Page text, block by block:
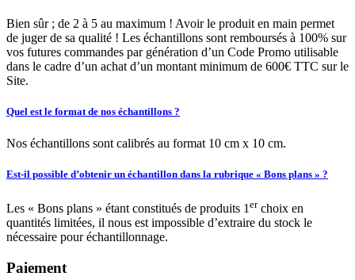
Bien sûr ; de 2 à 5 au maximum ! Avoir le produit en main permet
de juger de sa qualité ! Les échantillons sont remboursés à 100% sur
vos futures commandes par génération d’un Code Promo utilisable
dans le cadre d’un achat d’un montant minimum de 600€ TTC sur le
Site.
Quel est le format de nos échantillons ?
Nos échantillons sont calibrés au format 10 cm x 10 cm.
Est-il possible d’obtenir un échantillon dans la rubrique « Bons plans » ?
Les « Bons plans » étant constitués de produits 1 erchoix en
quantités limitées, il nous est impossible d’extraire du stock le
nécessaire pour échantillonnage.
Paiement